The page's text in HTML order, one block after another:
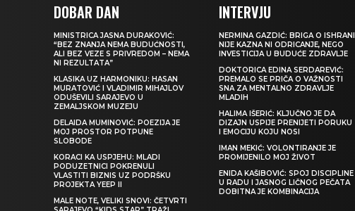
DOBAR DAN
MINISTRICA JASNA DURAKOVIĆ:
“BEZ ZNANJA NEMA BUDUĆNOSTI,
ALI BEZ VEZE S PRIVREDOM – NEMA
NI REZULTATA”
KLASIKA UZ HARMONIKU: HASAN
MURATOVIĆ I VLADIMIR MIHAJLOV
ODUŠEVILI SARAJEVO U
ZEMALJSKOM MUZEJU
DELAIDA MUMINOVIĆ: POEZIJA JE
MOJ PROSTOR POTPUNE
SLOBODE
KORACI KA USPJEHU: MLADI
PODUZETNICI POKRENULI
VLASTITI BIZNIS UZ PODRŠKU
PROJEKTA YEEP II
MALE NOTE, VELIKI SNOVI: ČETVRTI
INTERVJU
NERMINA GAZDIĆ: BRIGA O ISHRANI
NIJE KAZNA NI ODRICANJE, NEGO
INVESTICIJA U BUDUĆE ZDRAVLJE
DOKTORICA EDINA SERDAREVIĆ:
PREMALO SE PRIČA O VAŽNOSTI
SNA ZA MENTALNO ZDRAVLJE
MLADIH
HALIMA IŠERIĆ: KLJUČNO JE DA
DIZAJN USPIJE PRENIJETI PORUKU
I EMOCIJU KOJU NOSI
IMAN MEKIĆ: VOLONTIRANJE JE
PROMIJENILO MOJ ŽIVOT
ENIDA KAŠIBOVIĆ: SPOJ DISCIPLINE
U RADU I JASNOG LIČNOG PEČATA
DOBITNA JE KOMBINACIJA